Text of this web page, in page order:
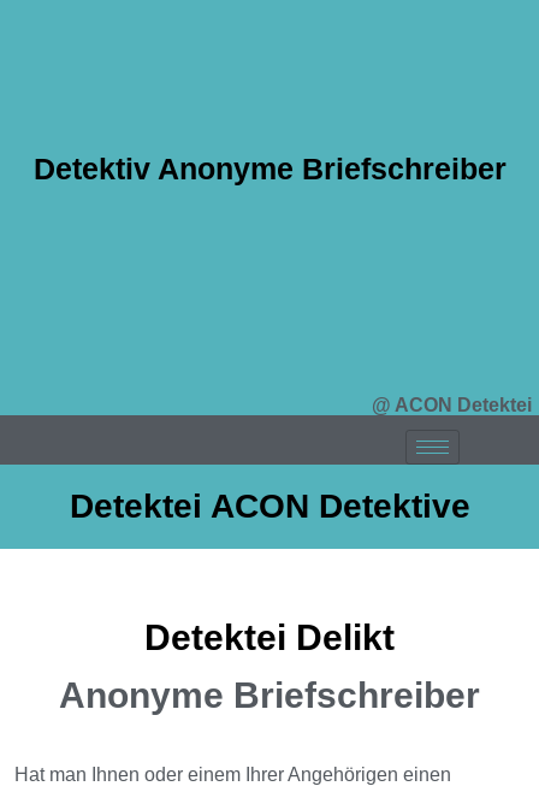
Detektiv Anonyme Briefschreiber
@ ACON Detektei
Detektei ACON Detektive
Detektei Delikt
Anonyme Briefschreiber
Hat man Ihnen oder einem Ihrer Angehörigen einen